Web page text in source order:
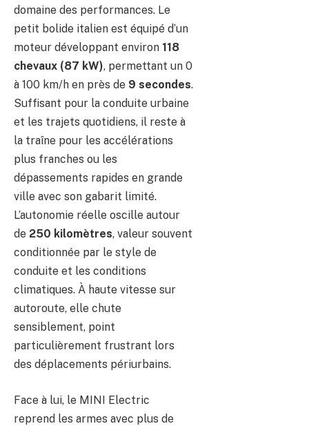
domaine des performances. Le
petit bolide italien est équipé d’un
moteur développant environ 118
chevaux (87 kW), permettant un 0
à 100 km/h en près de 9 secondes.
Suffisant pour la conduite urbaine
et les trajets quotidiens, il reste à
la traîne pour les accélérations
plus franches ou les
dépassements rapides en grande
ville avec son gabarit limité.
L’autonomie réelle oscille autour
de 250 kilomètres, valeur souvent
conditionnée par le style de
conduite et les conditions
climatiques. À haute vitesse sur
autoroute, elle chute
sensiblement, point
particulièrement frustrant lors
des déplacements périurbains.
Face à lui, le MINI Electric
reprend les armes avec plus de